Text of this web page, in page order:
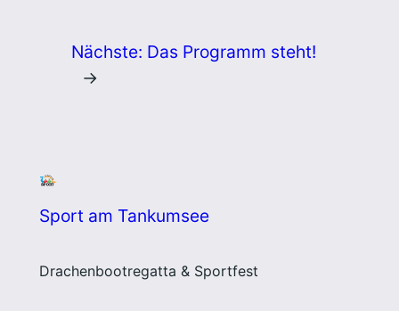
Nächste: Das Programm steht!
→
Sport am Tankumsee
Drachenbootregatta & Sportfest